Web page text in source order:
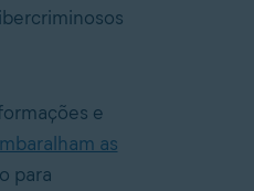
e
as
para